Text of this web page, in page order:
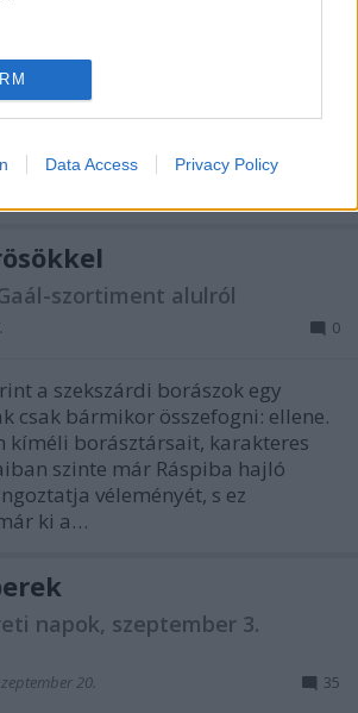
Data Access Privacy Policy
megkérdezi tőlem, hogy
ki a borfesztiválra, vagy
kiváncsi, istenuccse beledobom az
ugyanis akármilyen fesztiválra
szortiment alulról
0
a szekszárdi borászok egy
csak bármikor összefogni: ellene.
kíméli borásztársait, karakteres
szinte már Ráspiba hajló
véleményét, s ez
ki a…
napok, szeptember 3.
20. 35